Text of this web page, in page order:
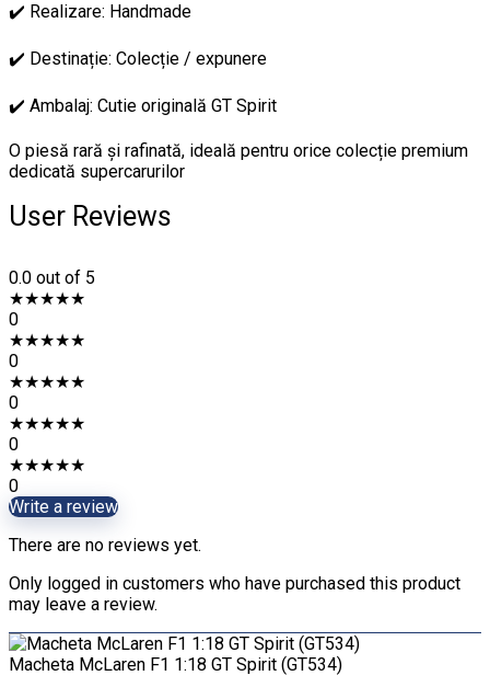
✔️ Realizare: Handmade
✔️ Destinație: Colecție / expunere
✔️ Ambalaj: Cutie originală GT Spirit
O piesă rară și rafinată, ideală pentru orice colecție premium
dedicată supercarurilor
User Reviews
0.0 out of 5
★★★★★
0
★★★★★
0
★★★★★
0
★★★★★
0
★★★★★
0
Write a review
There are no reviews yet.
Only logged in customers who have purchased this product
may leave a review.
Macheta McLaren F1 1:18 GT Spirit (GT534)